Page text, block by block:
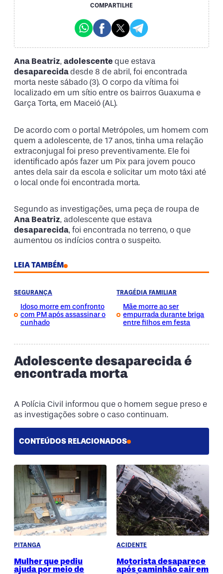
COMPARTILHE
Ana Beatriz, adolescente que estava
desaparecidadesde 8 de abril, foi encontrada
morta neste sábado (3). O corpo da vítima foi
localizado em um sítio entre os bairros Guaxuma e
Garça Torta, em Maceió (AL).
De acordo com o portal Metrópoles, um homem com
quem a adolescente, de 17 anos, tinha uma relação
extraconjugal foi preso preventivamente. Ele foi
identificado após fazer um Pix para jovem pouco
antes dela sair da escola e solicitar um moto táxi até
o local onde foi encontrada morta.
Segundo as investigações, uma peça de roupa de
Ana Beatriz, adolescente que estava
desaparecida, foi encontrada no terreno, o que
aumentou os indícios contra o suspeito.
LEIA TAMBÉM
SEGURANÇA
Idoso morre em confronto
com PM após assassinar o
cunhado
TRAGÉDIA FAMILIAR
Mãe morre ao ser
empurrada durante briga
entre filhos em festa
Adolescente desaparecida é
encontrada morta
A Polícia Civil informou que o homem segue preso e
as investigações sobre o caso continuam.
CONTEÚDOS RELACIONADOS
PITANGA
Mulher que pediu
ajuda por meio de
ACIDENTE
Motorista desaparece
após caminhão cair em